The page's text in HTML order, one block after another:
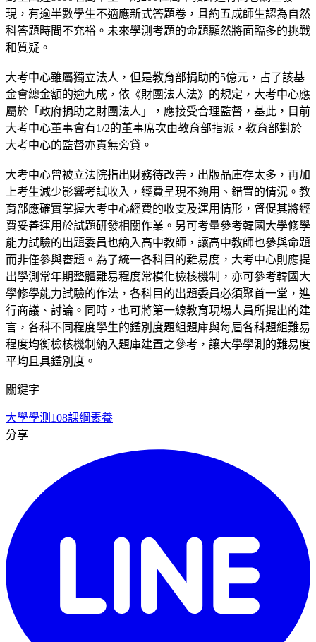
現，有逾半數學生不適應新式答題卷，且約五成師生認為自然
科答題時間不充裕。未來學測考題的命題顯然將面臨多的挑戰
和質疑。
大考中心雖屬獨立法人，但是教育部捐助的5億元，占了該基
金會總金額的逾九成，依《財團法人法》的規定，大考中心應
屬於「政府捐助之財團法人」，應接受合理監督，基此，目前
大考中心董事會有1/2的董事席次由教育部指派，教育部對於
大考中心的監督亦責無旁貸。
大考中心曾被立法院指出財務待改善，出版品庫存太多，再加
上考生減少影響考試收入，經費呈現不夠用、錯置的情況。教
育部應確實掌握大考中心經費的收支及運用情形，督促其將經
費妥善運用於試題研發相關作業。另可考量參考韓國大學修學
能力試驗的出題委員也納入高中教師，讓高中教師也參與命題
而非僅參與審題。為了統一各科目的難易度，大考中心則應提
出學測常年期整體難易程度常模化檢核機制，亦可參考韓國大
學修學能力試驗的作法，各科目的出題委員必須聚首一堂，進
行商議、討論。同時，也可將第一線教育現場人員所提出的建
言，各科不同程度學生的鑑別度題組題庫與每屆各科題組難易
程度均衡檢核機制納入題庫建置之參考，讓大學學測的難易度
平均且具鑑別度。
關鍵字
大學學測 108課綱素養
分享